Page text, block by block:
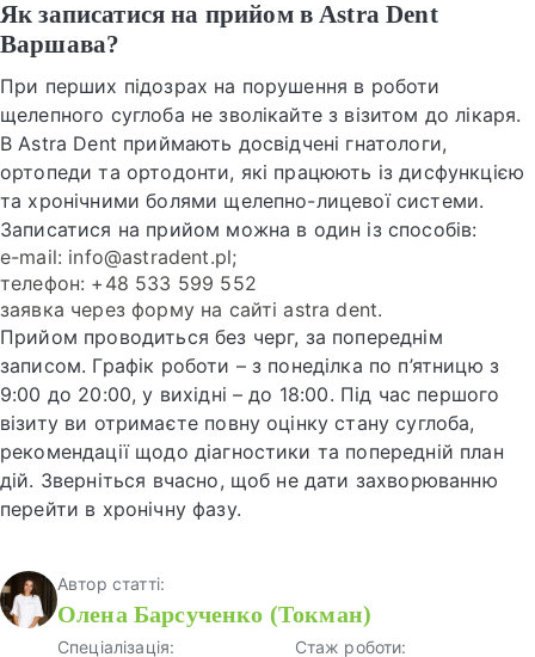
Як записатися на прийом в Astra Dent
Варшава?
При перших підозрах на порушення в роботи
щелепного суглоба не зволікайте з візитом до лікаря.
В Astra Dent приймають досвідчені гнатологи,
ортопеди та ортодонти, які працюють із дисфункцією
та хронічними болями щелепно-лицевої системи.
Записатися на прийом можна в один із способів:
e-mail: info@astradent.pl;
телефон: +48 533 599 552
заявка через форму на сайті astra dent.
Прийом проводиться без черг, за попереднім
записом. Графік роботи – з понеділка по п’ятницю з
9:00 до 20:00, у вихідні – до 18:00. Під час першого
візиту ви отримаєте повну оцінку стану суглоба,
рекомендації щодо діагностики та попередній план
дій. Зверніться вчасно, щоб не дати захворюванню
перейти в хронічну фазу.
Автор статті:
Олена Барсученко (Токман)
Спеціалізація: Стаж роботи: